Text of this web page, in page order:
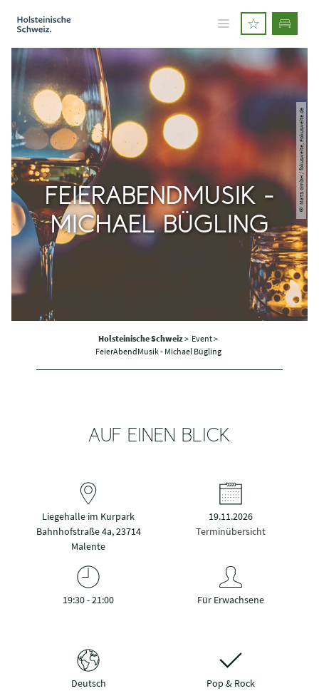
© MaTS GmbH / fokusweite, Fokusweite.de
FEIERABENDMUSIK -
MICHAEL BÜGLING
Holsteinische Schweiz> Event >
FeierAbendMusik - Michael Bügling
AUF EINEN BLICK
Liegehalle im Kurpark
Bahnhofstraße 4a, 23714
Malente
19.11.2026
Terminübersicht
19:30 - 21:00 Für Erwachsene
Deutsch Pop & Rock